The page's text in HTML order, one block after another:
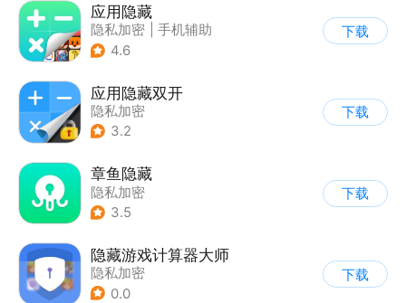
应用隐藏
隐私加密
手机辅助
4.6
下载
应用隐藏双开
隐私加密
| 应用分身/多开
3.2
下载
章鱼隐藏
隐私加密
3.5
下载
隐藏游戏计算器大师
隐私加密
0.0
下载